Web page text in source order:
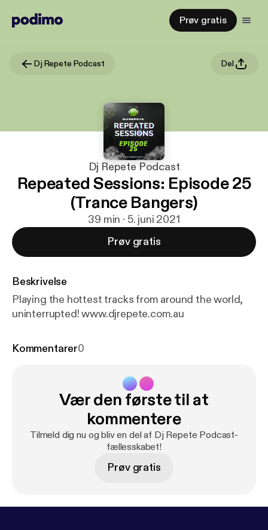
Prøv gratis
Dj Repete Podcast Del
Dj Repete Podcast
Repeated Sessions: Episode 25
(Trance Bangers)
39 min · 5. juni 2021
Prøv gratis
Beskrivelse
Playing the hottest tracks from around the world,
uninterrupted! www.djrepete.com.au
Kommentarer0
Vær den første til at
kommentere
Tilmeld dig nu og bliv en del af Dj Repete Podcast-
fællesskabet!
Prøv gratis